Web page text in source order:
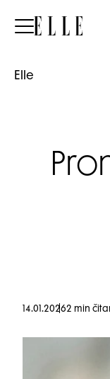
Elle
Elle
14.01.20262 min